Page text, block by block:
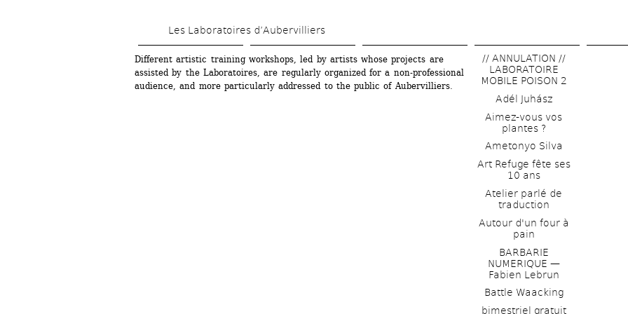
main
content
Les Laboratoires d’Aubervilliers
Different artistic training workshops, led by artists whose projects are
assisted by the Laboratoires, are regularly organized for a non-professional
audience, and more particularly addressed to the public of Aubervilliers.
// ANNULATION //
LABORATOIRE
MOBILE POISON 2
Adél Juhász
Aimez-vous vos
plantes ?
Ametonyo Silva
Art Refuge fête ses
10 ans
Atelier parlé de
traduction
Autour d'un four à
pain
BARBARIE
NUMERIQUE —
Fabien Lebrun
Battle Waacking
bimestriel gratuit